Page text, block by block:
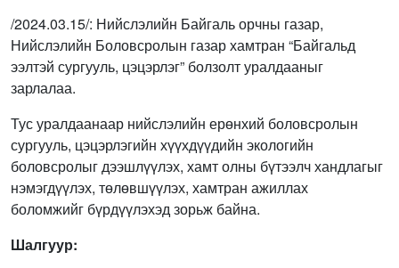
/2024.03.15/: Нийслэлийн Байгаль орчны газар,
Нийслэлийн Боловсролын газар хамтран “Байгальд
ээлтэй сургууль, цэцэрлэг” болзолт уралдааныг
зарлалаа.
Тус уралдаанаар нийслэлийн ерөнхий боловсролын
сургууль, цэцэрлэгийн хүүхдүүдийн экологийн
боловсролыг дээшлүүлэх, хамт олны бүтээлч хандлагыг
нэмэгдүүлэх, төлөвшүүлэх, хамтран ажиллах
боломжийг бүрдүүлэхэд зорьж байна.
Шалгуур: